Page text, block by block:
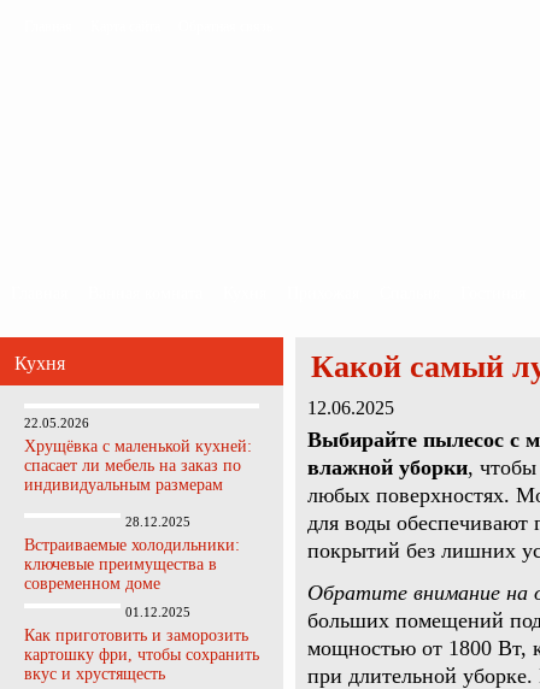
Кухня
22.05.2026
Хрущёвка с маленькой кухней:
спасает ли мебель на заказ по
индивидуальным размерам
28.12.2025
Встраиваемые холодильники:
ключевые преимущества в
современном доме
01.12.2025
Как приготовить и заморозить
картошку фри, чтобы сохранить
вкус и хрустящесть
Какой самый
12.06.2025
Выбирайте пылесос с
влажной уборки,
любых поверхностях.
для воды обеспечивают
покрытий без лишних
Обратите внимание на
больших помещений
мощностью от 1800 Вт,
при длительной